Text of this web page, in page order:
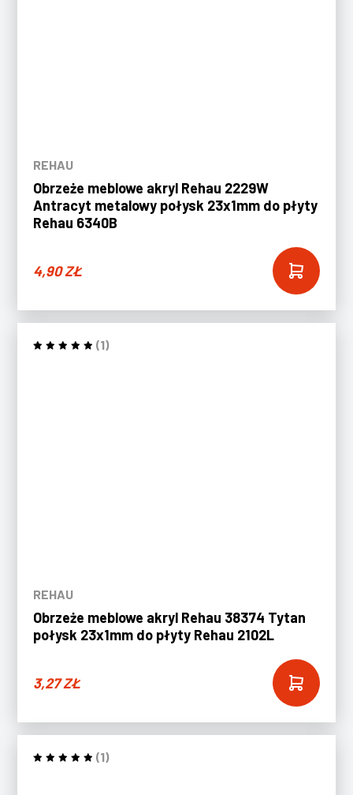
REHAU
Obrzeże meblowe akryl Rehau 2229W
Antracyt metalowy połysk 23x1mm do płyty
Rehau 6340B
4,90ZŁ
(1)
REHAU
Obrzeże meblowe akryl Rehau 38374 Tytan
połysk 23x1mm do płyty Rehau 2102L
3,27ZŁ
(1)